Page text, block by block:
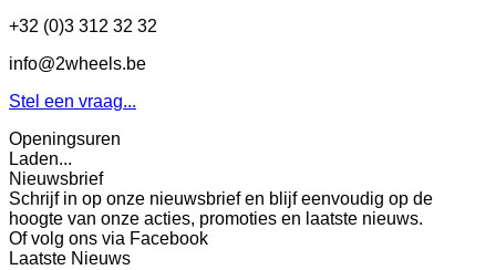
+32 (0)3 312 32 32
info@2wheels.be
Stel een vraag...
Openingsuren
Laden...
Nieuwsbrief
Schrijf in op onze nieuwsbrief en blijf eenvoudig op de
hoogte van onze acties, promoties en laatste nieuws.
Of volg ons via Facebook
Laatste Nieuws